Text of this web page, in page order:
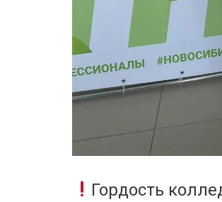
Гордость